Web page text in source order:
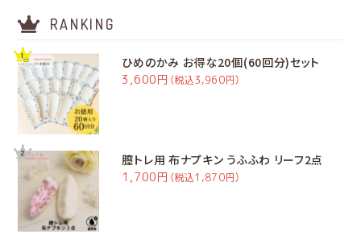
RANKING
ひめのかみ お得な20個(60回分)セット
3,600円 （税込3,960円）
膣トレ用 布ナプキン うふふわ リーフ2点
1,700円 （税込1,870円）